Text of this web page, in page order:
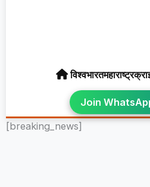
विश्वभारतमहाराष्ट्र
Join
[breaking_news]